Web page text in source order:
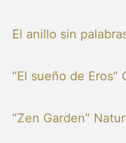
El anillo sin
“El sueño de Eros”
“Zen Garden”